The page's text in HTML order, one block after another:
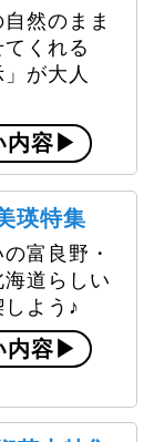
】北海道唯一
どんを堪能♪第
バスツアー
発】ぐるっと道
ったら道央圏
り Ａルート
】ぐるっと道
ったら道央圏
り Ｂルート
た！
≪札幌市
った旭山動物
・青い池＆富
のバスツア
然のまま
くれる
」が大人
内容
瑛特集
富良野・
道らしい
よう♪
内容